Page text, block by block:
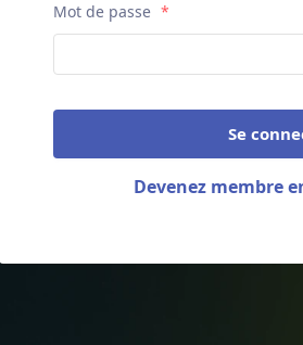
Mot de passe *
Se
Devenez membre